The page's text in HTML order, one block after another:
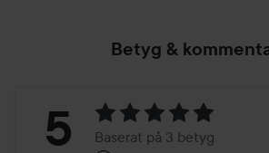
Betyg &
Betyg:
5 Baserat på 3 betyg